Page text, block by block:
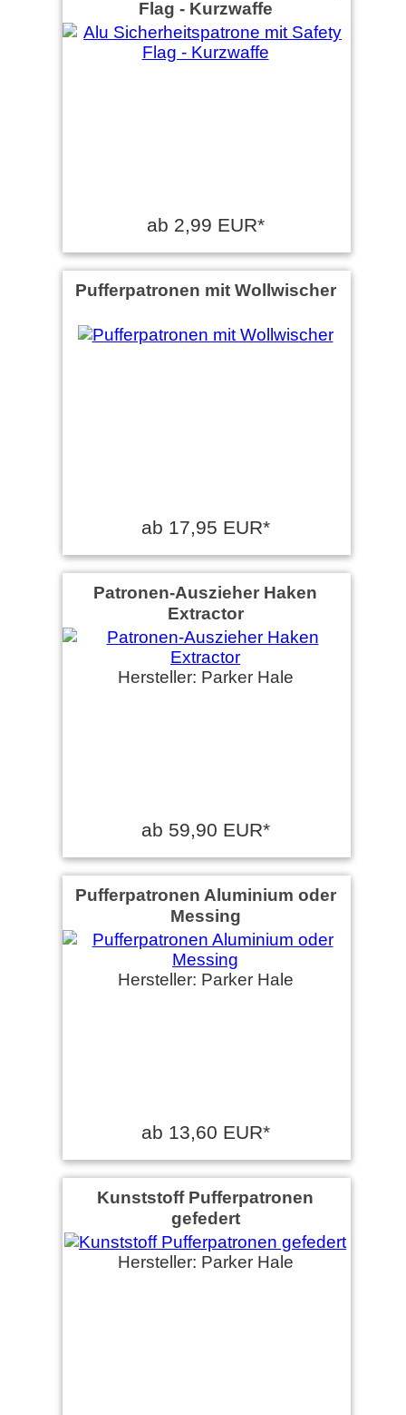
Flag - Kurzwaffe
ab 2,99 EUR*
Pufferpatronen mit Wollwischer
ab 17,95 EUR*
Patronen-Auszieher Haken
Extractor
Hersteller: Parker Hale
ab 59,90 EUR*
Pufferpatronen Aluminium oder
Messing
Hersteller: Parker Hale
ab 13,60 EUR*
Kunststoff Pufferpatronen
gefedert
Hersteller: Parker Hale